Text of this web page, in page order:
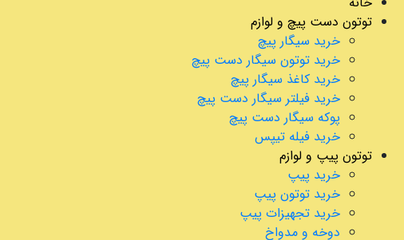
توتون دست پیچ و لوازم
خرید سیگار پیچ
خرید توتون سیگار دست پیچ
خرید کاغذ سیگار پیچ
خرید فیلتر سیگار دست پیچ
پوکه سیگار دست پیچ
خرید فیله تیپس
توتون پیپ و لوازم
خرید پیپ
خرید توتون پیپ
خرید تجهیزات پیپ
دوخه و مدواخ